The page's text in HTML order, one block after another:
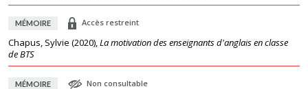
MÉMOIRE Accès restreint
Chapus, Sylvie (2020),La motivation des enseignants d'anglais en classe
de BTS
MÉMOIRE Non consultable